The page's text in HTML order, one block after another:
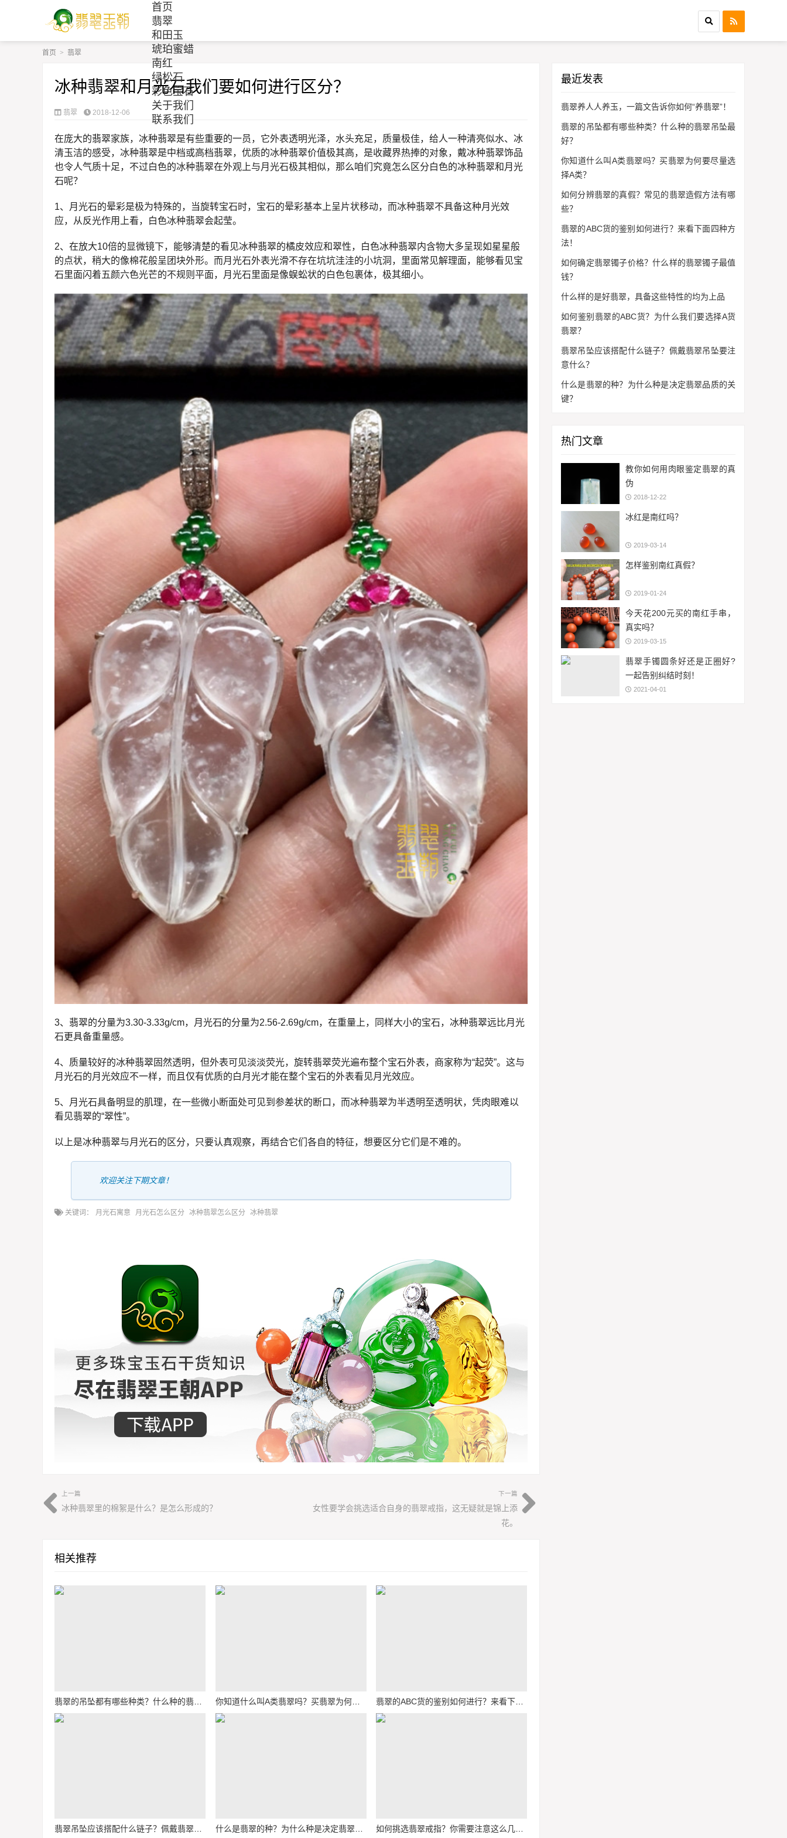
首页
翡翠
和田玉
琥珀蜜蜡
南红
绿松石
彩色宝石
关于我们
联系我们
首页 > 翡翠
冰种翡翠和月光石我们要如何进行区分？
翡翠 2018-12-06
在庞大的翡翠家族，冰种翡翠是有些重要的一员，它外表透明光泽，水头充足，质量极佳，给人一种清亮似水、冰
清玉洁的感受，冰种翡翠是中档或高档翡翠，优质的冰种翡翠价值极其高，是收藏界热捧的对象，戴冰种翡翠饰品
也令人气质十足，不过白色的冰种翡翠在外观上与月光石极其相似，那么咱们究竟怎么区分白色的冰种翡翠和月光
石呢？
1、月光石的晕彩是极为特殊的，当旋转宝石时，宝石的晕彩基本上呈片状移动，而冰种翡翠不具备这种月光效
应，从反光作用上看，白色冰种翡翠会起莹。
2、在放大10倍的显微镜下，能够清楚的看见冰种翡翠的橘皮效应和翠性，白色冰种翡翠内含物大多呈现如星星般
的点状，稍大的像棉花般呈团块外形。而月光石外表光滑不存在坑坑洼洼的小坑洞，里面常见解理面，能够看见宝
石里面闪着五颜六色光芒的不规则平面，月光石里面是像蜈蚣状的白色包裹体，极其细小。
3、翡翠的分量为3.30-3.33g/cm，月光石的分量为2.56-2.69g/cm，在重量上，同样大小的宝石，冰种翡翠远比月光
石更具备重量感。
4、质量较好的冰种翡翠固然透明，但外表可见淡淡荧光，旋转翡翠荧光遍布整个宝石外表，商家称为“起荧”。这与
月光石的月光效应不一样，而且仅有优质的白月光才能在整个宝石的外表看见月光效应。
5、月光石具备明显的肌理，在一些微小断面处可见到参差状的断口，而冰种翡翠为半透明至透明状，凭肉眼难以
看见翡翠的“翠性”。
以上是冰种翡翠与月光石的区分，只要认真观察，再结合它们各自的特征，想要区分它们是不难的。
欢迎关注下期文章！
关键词： 月光石寓意 月光石怎么区分 冰种翡翠怎么区分 冰种翡翠
上一篇
冰种翡翠里的棉絮是什么？是怎么形成的？
下一篇
女性要学会挑选适合自身的翡翠戒指，这无疑就是锦上添
花。
相关推荐
你知道什么叫A类翡翠吗？买翡翠为何要尽量选择A类？
最近发表
翡翠养人人养玉，一篇文告诉你如何“养翡翠”！
翡翠的吊坠都有哪些种类？什么种的翡翠吊坠最
好？
你知道什么叫A类翡翠吗？买翡翠为何要尽量选
择A类？
如何分辨翡翠的真假？常见的翡翠造假方法有哪
些？
翡翠的ABC货的鉴别如何进行？来看下面四种方
法！
如何确定翡翠镯子价格？什么样的翡翠镯子最值
钱？
什么样的是好翡翠，具备这些特性的均为上品
如何鉴别翡翠的ABC货？为什么我们要选择A货
翡翠？
翡翠吊坠应该搭配什么链子？佩戴翡翠吊坠要注
意什么？
什么是翡翠的种？为什么种是决定翡翠品质的关
键？
热门文章
教你如何用肉眼鉴定翡翠的真
伪
2018-12-22
冰红是南红吗？
2019-03-14
怎样鉴别南红真假？
2019-01-24
今天花200元买的南红手串，
真实吗？
2019-03-15
翡翠手镯圆条好还是正圈好?
一起告别纠结时刻！
2021-04-01